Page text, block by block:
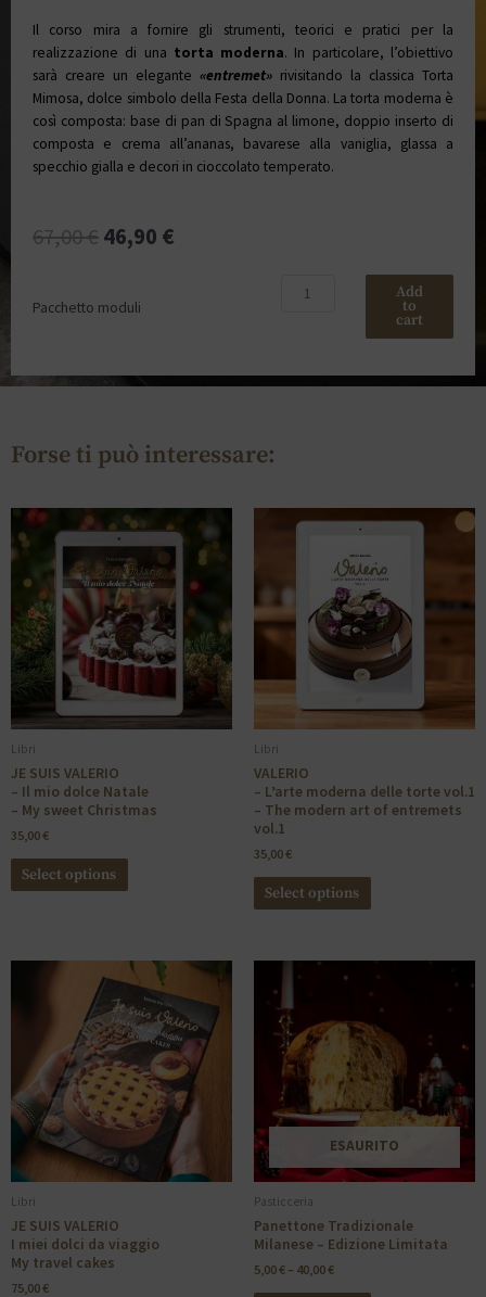
Il corso mira a fornire gli strumenti, teorici e pratici per la
realizzazione di una torta moderna. In particolare, l’obiettivo
sarà creare un elegante «entremet» rivisitando la classica Torta
Mimosa, dolce simbolo della Festa della Donna. La torta moderna è
così composta: base di pan di Spagna al limone, doppio inserto di
composta e crema all’ananas, bavarese alla vaniglia, glassa a
specchio gialla e decori in cioccolato temperato.
67,00€46,90 €
Pacchetto moduli
Add
to
cart
Forse ti può interessare:
Libri
JE SUIS VALERIO
– Il mio dolce Natale
– My sweet Christmas
35,00€
Select options
Libri
VALERIO
– L’arte moderna delle torte vol.1
– The modern art of entremets
vol.1
35,00€
Select options
Libri
JE SUIS VALERIO
I miei dolci da viaggio
My travel cakes
75,00€
ESAURITO
Pasticceria
Panettone Tradizionale
Milanese – Edizione Limitata
5,00€ – 40,00€